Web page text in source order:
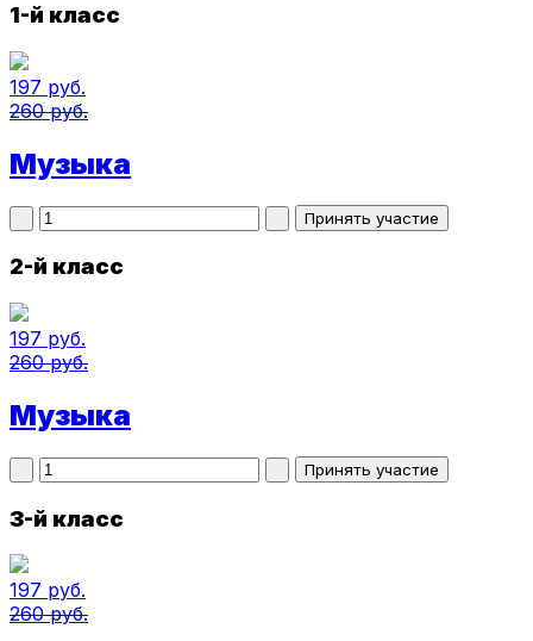
1-й класс
197 руб.
260 руб.
Музыка
2-й класс
197 руб.
260 руб.
Музыка
3-й класс
197 руб.
260 руб.